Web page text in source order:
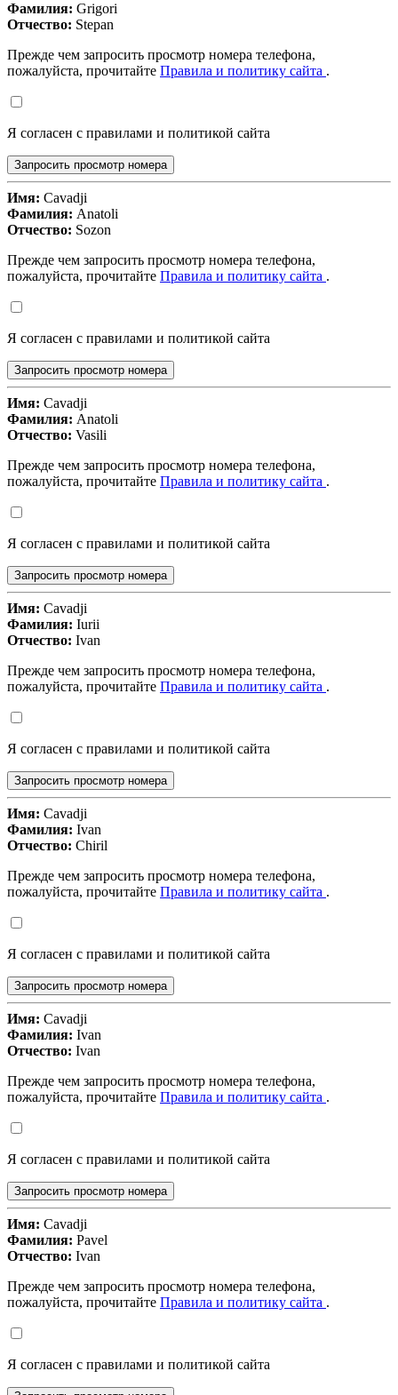
Фамилия: Grigori
Отчество: Stepan
Прежде чем запросить просмотр номера телефона,
пожалуйста, прочитайте Правила и политику сайта .
Я согласен с правилами и политикой сайта
Запросить просмотр номера
Имя: Cavadji
Фамилия: Anatoli
Отчество: Sozon
Прежде чем запросить просмотр номера телефона,
пожалуйста, прочитайте Правила и политику сайта .
Я согласен с правилами и политикой сайта
Запросить просмотр номера
Имя: Cavadji
Фамилия: Anatoli
Отчество: Vasili
Прежде чем запросить просмотр номера телефона,
пожалуйста, прочитайте Правила и политику сайта .
Я согласен с правилами и политикой сайта
Запросить просмотр номера
Имя: Cavadji
Фамилия: Iurii
Отчество: Ivan
Прежде чем запросить просмотр номера телефона,
пожалуйста, прочитайте Правила и политику сайта .
Я согласен с правилами и политикой сайта
Запросить просмотр номера
Имя: Cavadji
Фамилия: Ivan
Отчество: Chiril
Прежде чем запросить просмотр номера телефона,
пожалуйста, прочитайте Правила и политику сайта .
Я согласен с правилами и политикой сайта
Запросить просмотр номера
Имя: Cavadji
Фамилия: Ivan
Отчество: Ivan
Прежде чем запросить просмотр номера телефона,
пожалуйста, прочитайте Правила и политику сайта .
Я согласен с правилами и политикой сайта
Запросить просмотр номера
Имя: Cavadji
Фамилия: Pavel
Отчество: Ivan
Прежде чем запросить просмотр номера телефона,
пожалуйста, прочитайте Правила и политику сайта .
Я согласен с правилами и политикой сайта